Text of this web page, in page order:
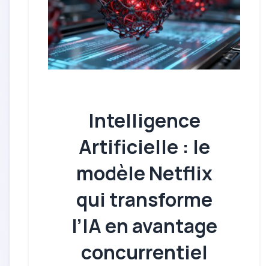
Intelligence
Artificielle : le
modèle Netflix
qui transforme
l’IA en avantage
concurrentiel